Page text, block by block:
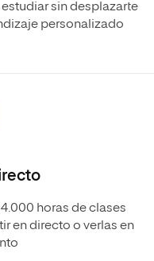
sin desplazarte
personalizado
horas de clases
en directo o verlas en